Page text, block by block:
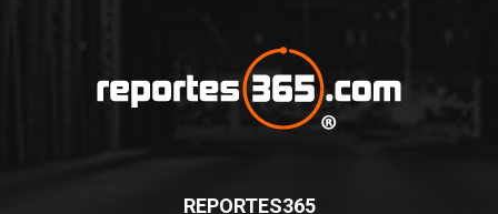
REPORTES365